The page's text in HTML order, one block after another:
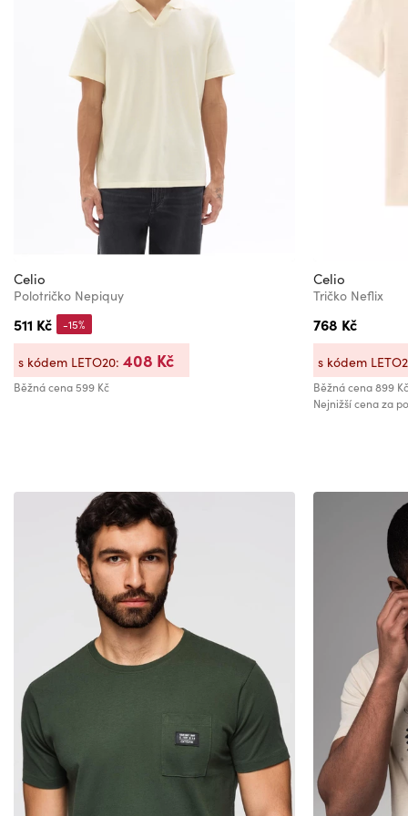
Celio
Polotričko Nepiquy
511 Kč
Běžná cena599 Kč
-15%
s kódem LETO20: 408 Kč
Celio
Tričko Neflix
768 Kč
Běžná cena899 Kč
Nejnižší cena za
s kódem